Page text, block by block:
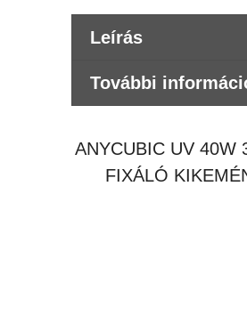
Leírás
További
ANYCUBIC UV 40W
FIXÁLÓ